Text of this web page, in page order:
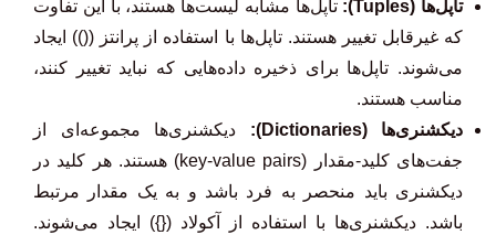
تاپل‌ها (Tuples):
تاپل‌ها مشابه لیست‌ها هستند، با این تفاوت
که غیرقابل تغییر هستند. تاپل‌ها با استفاده از پرانتز (()) ایجاد
می‌شوند. تاپل‌ها برای ذخیره داده‌هایی که نباید تغییر کنند،
مناسب هستند.
دیکشنری‌ها (Dictionaries):
دیکشنری‌ها مجموعه‌ای از
جفت‌های کلید-مقدار (key-value pairs) هستند. هر کلید در
دیکشنری باید منحصر به فرد باشد و به یک مقدار مرتبط
باشد. دیکشنری‌ها با استفاده از آکولاد ({}) ایجاد می‌شوند.